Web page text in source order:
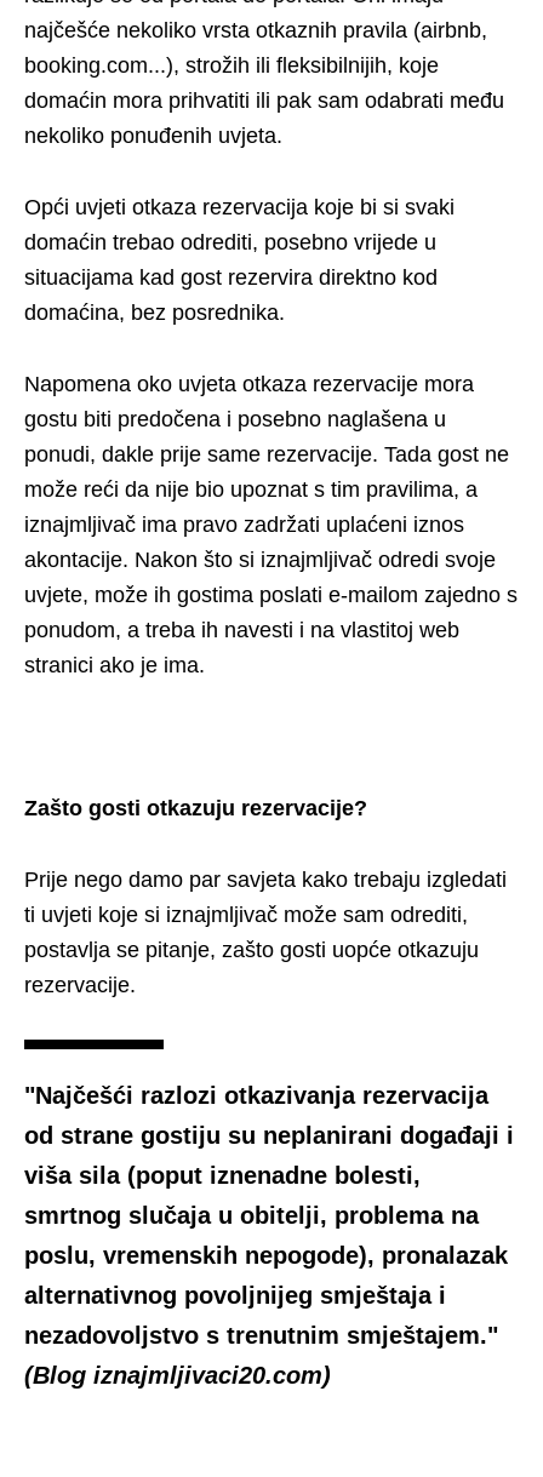
najčešće nekoliko vrsta otkaznih pravila (airbnb,
booking.com...), strožih ili fleksibilnijih, koje
domaćin mora prihvatiti ili pak sam odabrati među
nekoliko ponuđenih uvjeta.
Opći uvjeti otkaza rezervacija koje bi si svaki
domaćin trebao odrediti, posebno vrijede u
situacijama kad gost rezervira direktno kod
domaćina, bez posrednika.
Napomena oko uvjeta otkaza rezervacije mora
gostu biti predočena i posebno naglašena u
ponudi, dakle prije same rezervacije. Tada gost ne
može reći da nije bio upoznat s tim pravilima, a
iznajmljivač ima pravo zadržati uplaćeni iznos
akontacije. Nakon što si iznajmljivač odredi svoje
uvjete, može ih gostima poslati e-mailom zajedno s
ponudom, a treba ih navesti i na vlastitoj web
stranici ako je ima.
Zašto gosti otkazuju rezervacije?
Prije nego damo par savjeta kako trebaju izgledati
ti uvjeti koje si iznajmljivač može sam odrediti,
postavlja se pitanje, zašto gosti uopće otkazuju
rezervacije.
"Najčešći razlozi otkazivanja rezervacija
od strane gostiju su neplanirani događaji i
viša sila (poput iznenadne bolesti,
smrtnog slučaja u obitelji, problema na
poslu, vremenskih nepogode), pronalazak
alternativnog povoljnijeg smještaja i
nezadovoljstvo s trenutnim smještajem."
(Blog iznajmljivaci20.com)